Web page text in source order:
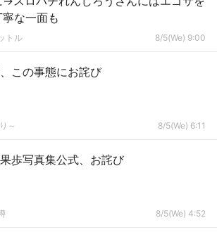
な一面も
トル 8/5(We) 9:00
この事態にお詫び
～ 8/5(We) 6:11
歩写真集公式、お詫び
8/5(We) 4:52